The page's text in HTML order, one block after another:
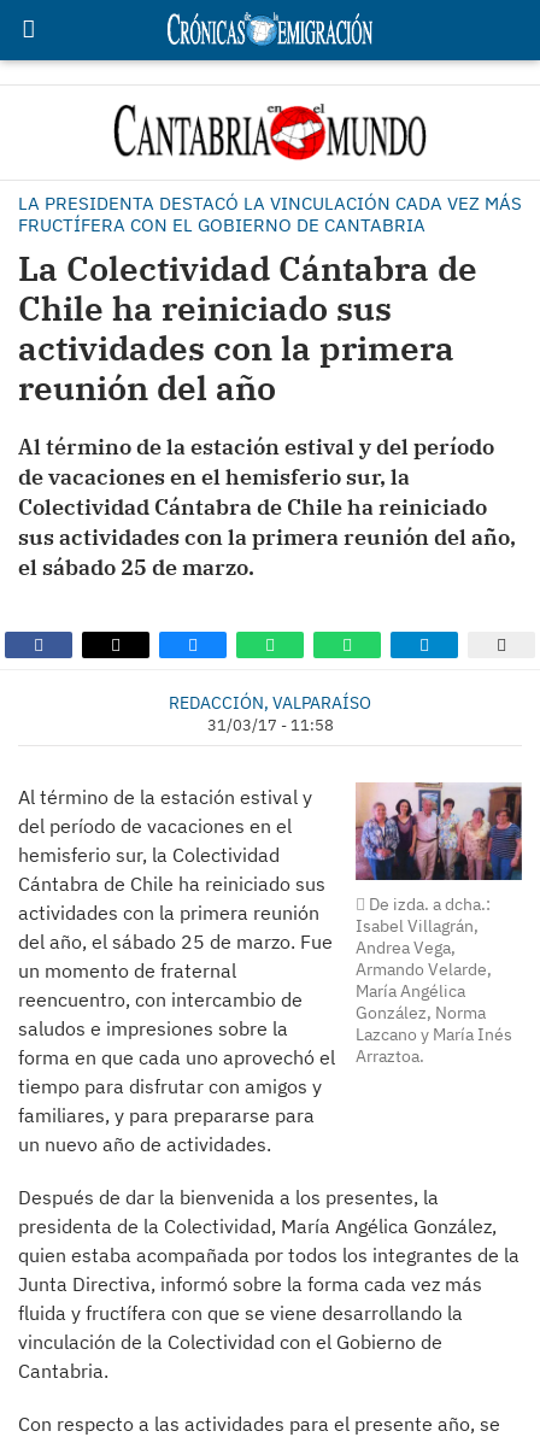
LA PRESIDENTA DESTACÓ LA VINCULACIÓN CADA VEZ MÁS
FRUCTÍFERA CON EL GOBIERNO DE CANTABRIA
La Colectividad Cántabra de
Chile ha reiniciado sus
actividades con la primera
reunión del año
Al término de la estación estival y del período
de vacaciones en el hemisferio sur, la
Colectividad Cántabra de Chile ha reiniciado
sus actividades con la primera reunión del año,
el sábado 25 de marzo.
REDACCIÓN, VALPARAÍSO
31/03/17 - 11:58
De izda. a dcha.:
Isabel Villagrán,
Andrea Vega,
Armando Velarde,
María Angélica
González, Norma
Lazcano y María Inés
Arraztoa.
Al término de la estación estival y
del período de vacaciones en el
hemisferio sur, la Colectividad
Cántabra de Chile ha reiniciado sus
actividades con la primera reunión
del año, el sábado 25 de marzo. Fue
un momento de fraternal
reencuentro, con intercambio de
saludos e impresiones sobre la
forma en que cada uno aprovechó el
tiempo para disfrutar con amigos y
familiares, y para prepararse para
un nuevo año de actividades.
Después de dar la bienvenida a los presentes, la
presidenta de la Colectividad, María Angélica González,
quien estaba acompañada por todos los integrantes de la
Junta Directiva, informó sobre la forma cada vez más
fluida y fructífera con que se viene desarrollando la
vinculación de la Colectividad con el Gobierno de
Cantabria.
Con respecto a las actividades para el presente año, se